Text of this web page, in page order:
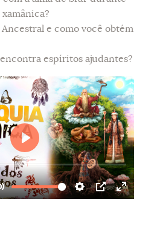
Ancestral e como você obtém
espíritos ajudantes?